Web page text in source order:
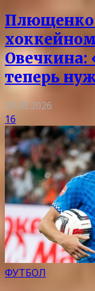
Плющенко
хоккейном
Овечкина:
теперь
09.08.2026
16
ФУТБОЛ